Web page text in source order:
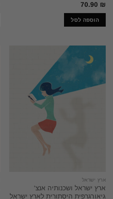
70.90 ₪
הוספה לסל
ארץ ישראל
ארץ ישראל ושכנותיה אנצ'
גיאורגרפית היסתורית לארץ ישראל